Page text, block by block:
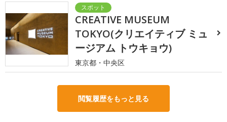
CREATIVE MUSEUM
TOKYO(クリエイティブ ミュ
ージアム トウキョウ)
東京都・中央区
閲覧履歴をもっと見る